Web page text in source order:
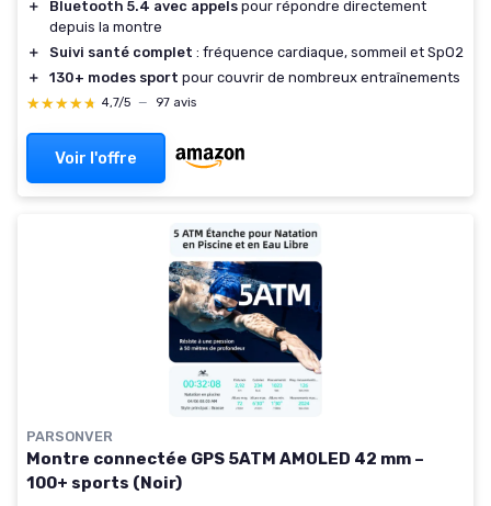
＋ Bluetooth 5.4 avec appels pour répondre directement
depuis la montre
＋
Suivi santé complet : fréquence cardiaque, sommeil et SpO2
＋
130+ modes sport pour couvrir de nombreux entraînements
★★★★★
★★★★★ 4,7/5 — 97 avis
Voir l'offre
PARSONVER
Montre connectée GPS 5ATM AMOLED 42 mm –
100+ sports (Noir)